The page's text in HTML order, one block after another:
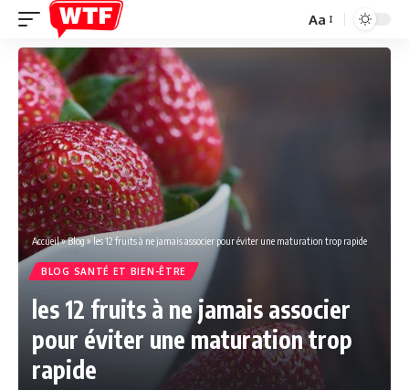
Font
Resizer
Aa
Accueil»Blog»les 12 fruits à ne jamais associer pour éviter une maturation trop rapide
BLOG SANTÉ ET BIEN-ÊTRE
les 12 fruits à ne jamais associer
pour éviter une maturation trop
rapide